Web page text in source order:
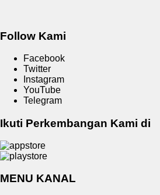
Follow Kami
Facebook
Twitter
Instagram
YouTube
Telegram
Ikuti Perkembangan Kami di
MENU KANAL